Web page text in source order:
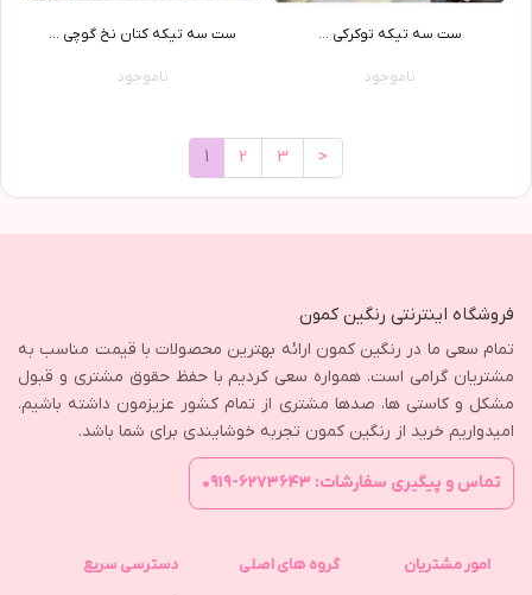
ست سه تيکه توکرکي ...
ناموجود
ست سه تیکه کتان نخ گوچی ...
ناموجود
1 2 3 >
فروشگاه اینترنتی رنگین کمون
تمام سعی ما در رنگین کمون ارائه بهترین محصولات با قیمت مناسب به
مشتریان گرامی است. همواره سعی کردیم با حفظ حقوق مشتری و قبول
مشکل و کاستی ها، صدها مشتری از تمام کشور عزیزمون داشته باشیم.
امیدواریم خرید از رنگین کمون تجربه خوشایندی برای شما باشد.
تماس و پیگیری سفارشات: ۶۲۷۳۶۴۳-۰۹۱۹
امور مشتریان گروه های اصلی دسترسی سریع